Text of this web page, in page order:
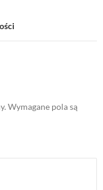
Wymagane pola są